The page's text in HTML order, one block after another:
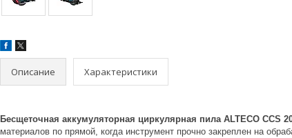
Описание Характеристики
Бесщеточная аккумуляторная циркулярная пила ALTECO CCS
материалов по прямой, когда инструмент прочно закреплен на